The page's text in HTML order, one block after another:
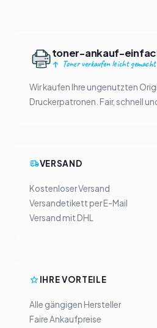
toner-ankauf-
Toner verkaufen leicht gemacht
Wir kaufen Ihre ungenutzten
Druckerpatronen. Fair, schnell
VERSAND
Kostenloser Versand
Versandetikett per E-Mail
Versand mit DHL
IHRE VORTEILE
Alle gängigen Hersteller
Faire Ankaufpreise